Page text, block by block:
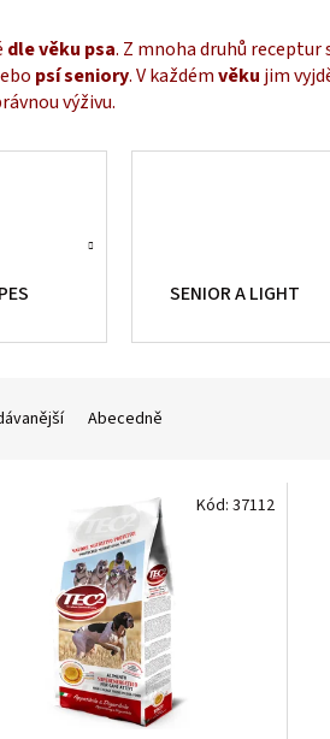
dlevěku psa. Z mnoha druhů receptur
psí seniory. V každémvěku jim
výživu.
SENIOR A LIGHT
Abecedně
Kód: 37112